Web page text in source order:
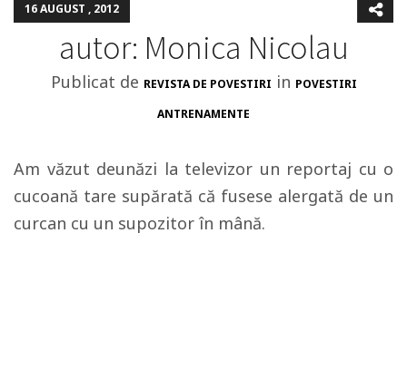
16 AUGUST , 2012
autor: Monica Nicolau
Publicat de REVISTA DE POVESTIRI in POVESTIRI
ANTRENAMENTE
Am văzut deunăzi la televizor un reportaj cu o
cucoană tare supărată că fusese alergată de un
curcan cu un supozitor în mână.